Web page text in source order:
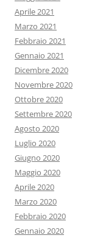
Aprile 2021
Marzo 2021
Febbraio 2021
Gennaio 2021
Dicembre 2020
Novembre 2020
Ottobre 2020
Settembre 2020
Agosto 2020
Luglio 2020
Giugno 2020
Maggio 2020
Aprile 2020
Marzo 2020
Febbraio 2020
Gennaio 2020